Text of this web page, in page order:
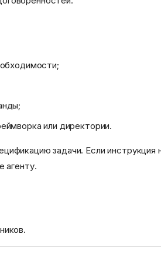
или директории.
задачи. Если инструкция
агенту.